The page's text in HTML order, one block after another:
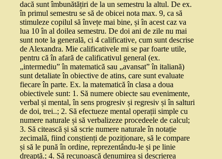
dacă sunt îmbunătățiri de la un semestru la altul. De ex.
în primul semestru se să de obicei nota max. 9, ca să
stimuleze copilul să învețe mai bine, și în acest caz va
lua 10 în al doilea semestru. De doi ani de zile nu mai
sunt note la generală, ci 4 calificative, cum sunt descrise
de Alexandra. Mie calificativele mi se par foarte utile,
pentru că în afară de calificativul general (ex.
„intermediu” în matematică sau „avansat” în italiană)
sunt detaliate în obiective de atins, care sunt evaluate
fiecare în parte. Ex. la matematică în clasa a doua
obiectivele sunt: 1. Să numere obiecte sau evenimente,
verbal și mental, în sens progresiv și regresiv și în salturi
de doi, trei..; 2. Să efectueze mental operații simple cu
numere naturale și să verbalizeze procedeele de calcul;
3. Să citească și să scrie numere naturale în notație
zecimală, fiind conștienți de poziționare, să le compare
și să le pună în ordine, reprezentându-le și pe linie
dreaptă.; 4. Să recunoască denumirea și descrierea